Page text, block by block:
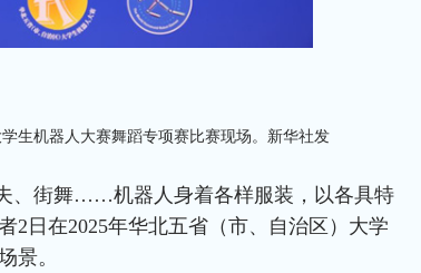
生机器人大赛舞蹈专项赛比赛现场。新华社发
、街舞……机器人身着各样服装，以各具特
2日在2025年华北五省（市、自治区）大学
景。